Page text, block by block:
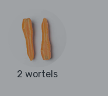
2 wortels